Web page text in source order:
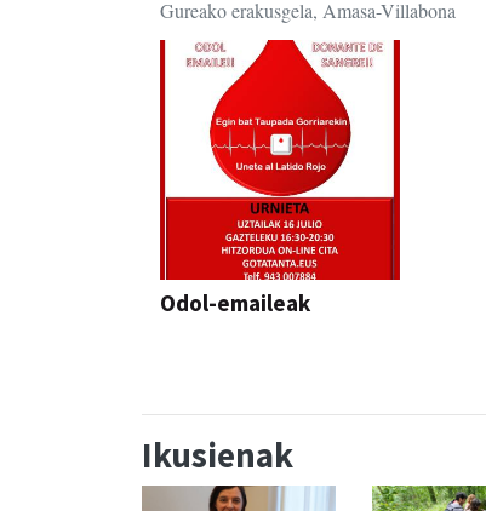
Gureako erakusgela, Amasa-Villabona
Odol-emaileak
Ikusienak